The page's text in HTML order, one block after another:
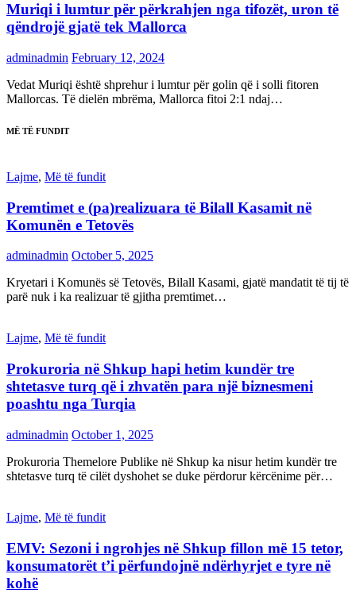
Muriqi i lumtur për përkrahjen nga tifozët, uron të
qëndrojë gjatë tek Mallorca
adminadmin February 12, 2024
Vedat Muriqi është shprehur i lumtur për golin që i solli fitoren
Mallorcas. Të dielën mbrëma, Mallorca fitoi 2:1 ndaj…
MË TË FUNDIT
Lajme, Më të fundit
Premtimet e (pa)realizuara të Bilall Kasamit në
Komunën e Tetovës
adminadmin October 5, 2025
Kryetari i Komunës së Tetovës, Bilall Kasami, gjatë mandatit të tij të
parë nuk i ka realizuar të gjitha premtimet…
Lajme, Më të fundit
Prokuroria në Shkup hapi hetim kundër tre
shtetasve turq që i zhvatën para një biznesmeni
poashtu nga Turqia
adminadmin October 1, 2025
Prokuroria Themelore Publike në Shkup ka nisur hetim kundër tre
shtetasve turq të cilët dyshohet se duke përdorur kërcënime për…
Lajme, Më të fundit
EMV: Sezoni i ngrohjes në Shkup fillon më 15 tetor,
konsumatorët t’i përfundojnë ndërhyrjet e tyre në
kohë